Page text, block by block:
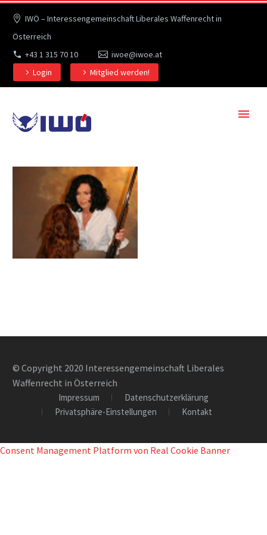
IWÖ – Interessengemeinschaft Liberales Waffenrecht in
Österreich
+43 1 315 70 10
iwoe@iwoe.at
Login
Mitglied werden!
© Copyright 2020 Interessengemeinschaft Liberales
Waffenrecht in Österreich
Impressum
Datenschutzerklärung
Privatsphäre-Einstellungen
Kontakt
Consent Management Platform von Real Cookie Banner